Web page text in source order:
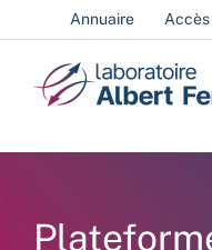
au
contenu
Annuaire